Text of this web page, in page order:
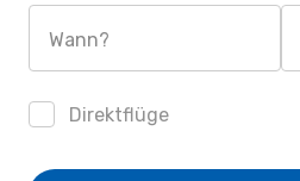
Wann?
Direktflüge